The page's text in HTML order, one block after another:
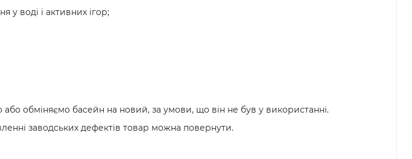
у воді і активних ігор;
обміняємо басейн на новий, за умови, що він не був у використанні.
заводських дефектів товар можна повернути.